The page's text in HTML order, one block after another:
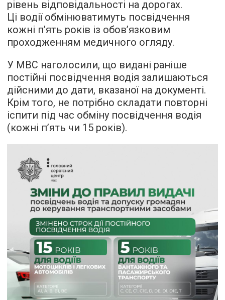
рівень відповідальності на дорогах.
Ці водії обмінюватимуть посвідчення
кожні п’ять років із обов’язковим
проходженням медичного огляду.
У МВС наголосили, що видані раніше
постійні посвідчення водія залишаються
дійсними до дати, вказаної на документі.
Крім того, не потрібно складати повторні
іспити під час обміну посвідчення водія
(кожні п’ять чи 15 років).